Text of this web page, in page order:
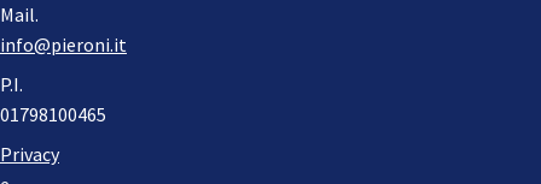
Mail.
info@pieroni.it
P.I.
01798100465
Privacy